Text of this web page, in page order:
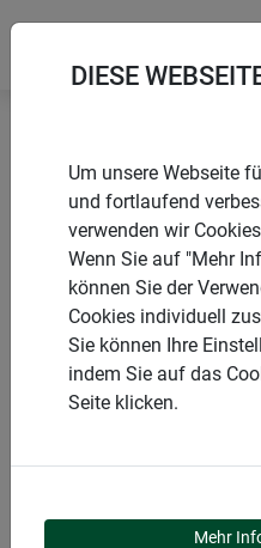
Startseite
Wühlmäuse &
Wühlmausfallen CLASSIC
PRODUKTE
CLASSIC
DIESE
Um unsere Webseite
und fortlaufend
verwenden wir
Wenn Sie auf "Mehr
können Sie der
Cookies individuell
Sie können Ihre
indem Sie auf das
Seite klicken.
Mehr